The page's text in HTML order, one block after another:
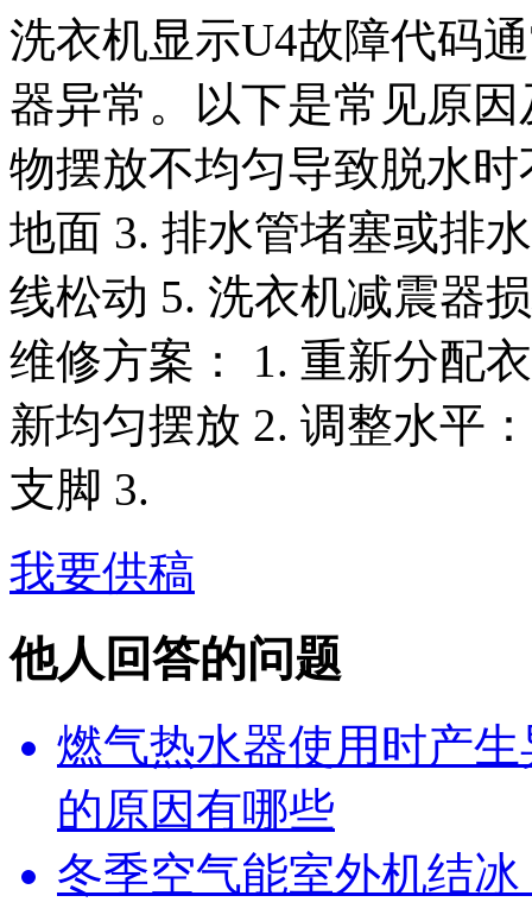
洗衣机显示U4故障代码
器异常。以下是常见原
物摆放不均匀导致脱水
地面 3. 排水管堵塞或排
线松动 5. 洗衣机减震器
维修方案： 1. 重新分配
新均匀摆放 2. 调整水平
支脚 3.
我要供稿
他人回答的问题
燃气热水器使用时产
的原因有哪些
冬季空气能室外机结